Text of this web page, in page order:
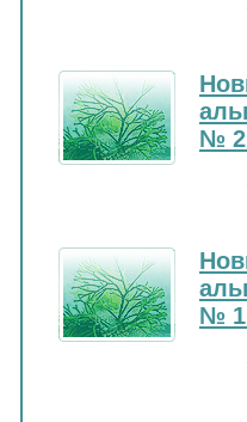
№ 2
№ 1